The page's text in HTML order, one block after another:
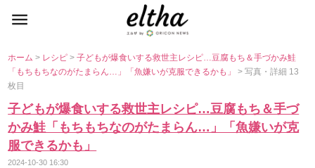
ホーム> レシピ>子どもが爆食いする救世主レシピ…豆腐もち＆手づかみ鮭
「もちもちなのがたまらん…」「魚嫌いが克服できるかも」> 写真・詳細 13
枚目
子どもが爆食いする救世主レシピ…豆腐もち＆手づ
かみ鮭「もちもちなのがたまらん…」「魚嫌いが克
服できるかも」
2024-10-30 16:30